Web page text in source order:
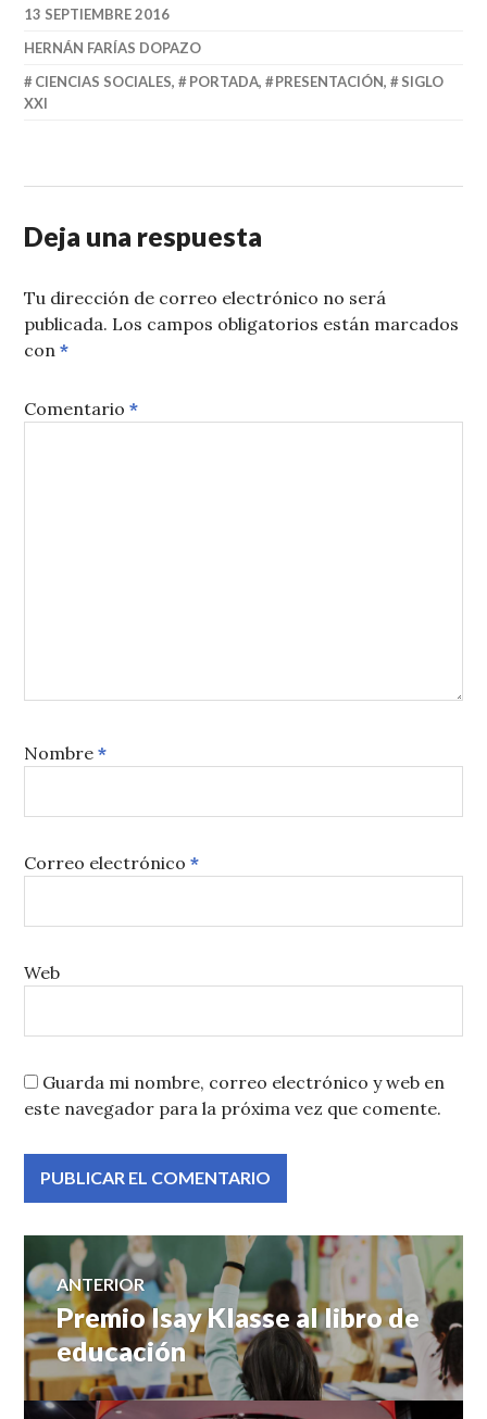
13 SEPTIEMBRE 2016
HERNÁN FARÍAS DOPAZO
CIENCIAS SOCIALES, PORTADA, PRESENTACIÓN,
SIGLO
XXI
Deja una respuesta
Tu dirección de correo electrónico no será
publicada. Los campos obligatorios están marcados
con*
Comentario*
Nombre*
Correo electrónico*
Web
Guarda mi nombre, correo electrónico y web en
este navegador para la próxima vez que comente.
Navegación
de
entradas
ANTERIOR
Entrada
anterior:
Premio Isay Klasse al libro de
educación